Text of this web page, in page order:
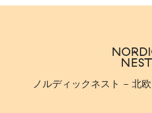
ノルディックネスト - 北